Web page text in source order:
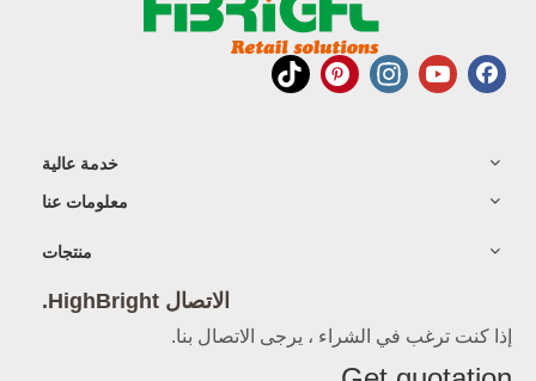
خدمة عالية
معلومات عنا
منتجات
الاتصال HighBright.
إذا كنت ترغب في الشراء ، يرجى الاتصال بنا.